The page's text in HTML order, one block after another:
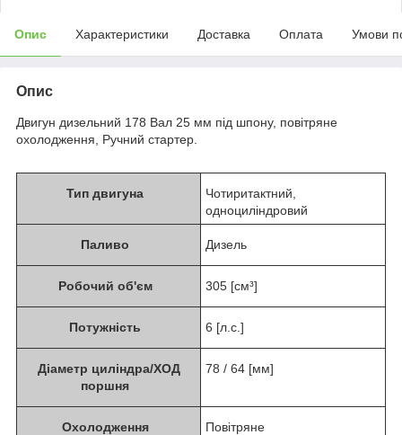
Опис Характеристики Доставка Оплата Умови
Опис
Двигун дизельний 178 Вал 25 мм під шпону, повітряне
охолодження, Ручний стартер.
Тип двигуна
Чотиритактний,
одноциліндровий
Паливо Дизель
Робочий об'єм 305 [см³]
Потужність 6 [л.с.]
Діаметр циліндра/ХОД
поршня
78 / 64 [мм]
Охолодження Повітряне